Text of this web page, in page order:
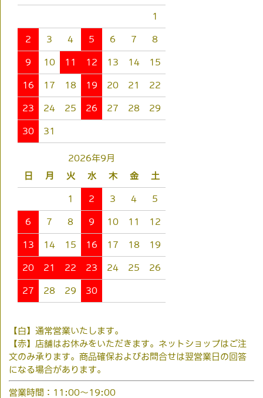
1
2 3 4 5 6 7 8
9 10 11 12 13 14 15
16 17 18 19 20 21 22
23 24 25 26 27 28 29
30 31
2026年9月
日
月 火 水 木 金 土
1 2 3 4 5
6 7 8 9 10 11 12
13 14 15 16 17 18 19
20 21 22 23 24 25 26
27 28 29 30
【白】通常営業いたします。
【赤】店舗はお休みをいただきます。ネットショップはご注
文のみ承ります。商品確保およびお問合せは翌営業日の回答
になる場合があります。
営業時間：11:00～19:00